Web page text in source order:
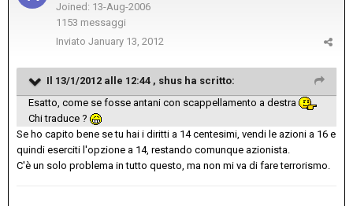
Joined: 13-Aug-2006
1153 messaggi
Inviato January 13, 2012
Il 13/1/2012 alle 12:44 , shus ha scritto:
Esatto, come se fosse antani con scappellamento a destra
Chi traduce ?
Se ho capito bene se tu hai i diritti a 14 centesimi, vendi le azioni a 16 e
quindi eserciti l'opzione a 14, restando comunque azionista.
C'è un solo problema in tutto questo, ma non mi va di fare terrorismo.